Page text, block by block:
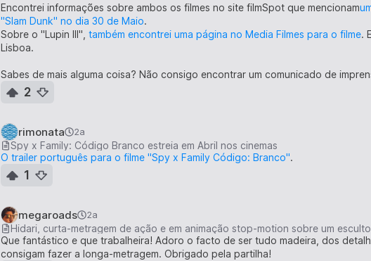
(Quero desenhar mais... Porque quero ser melhor...)
0:54 描いても何も役にたたないのに
(Desenhar não me ajuda em nada.)
0:58 部屋から出てよかった
(Estou feliz por ter saído do meu quarto.)
(Foi mesmo, muito divertido.)
1:07 またね
(Até logo.)
(Até logo.)
Encontrei informações sobre ambos os filmes no site filmSpot que mencionam
"Slam Dunk" no dia 30 de Maio.
Sobre o "Lupin III", também encontrei uma página no Media Filmes para o filme.
Lisboa.
Sabes de mais alguma coisa? Não consigo encontrar um comunicado de
2
rimonata 2a
Spy x Family: Código Branco estreia em Abril nos cinemas
O trailer português para o filme "Spy x Family Código: Branco".
1
megaroads 2a
Hidari, curta-metragem de ação e em animação stop-motion sobre um
Que fantástico e que trabalheira! Adoro o facto de ser tudo madeira, dos
consigam fazer a longa-metragem. Obrigado pela partilha!